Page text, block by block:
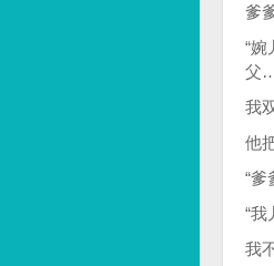
爹
“
父
我
他
“爹
“我
我